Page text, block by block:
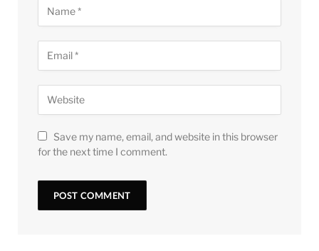
Save my name, email, and website in this browser
for the next time I comment.